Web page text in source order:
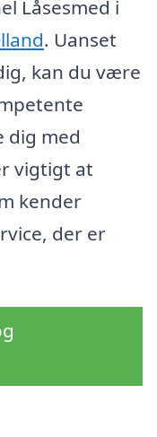
Låsesmed i
. Uanset
kan du være
dig med
vigtigt at
kender
der er